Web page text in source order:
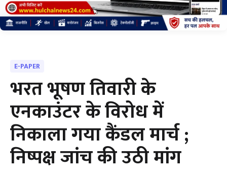
E-PAPER
भरत भूषण तिवारी के
एनकाउंटर के विरोध में
निकाला गया कैंडल मार्च ;
निष्पक्ष जांच की उठी मांग